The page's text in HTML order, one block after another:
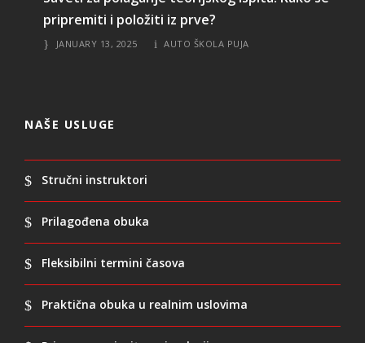
pripremiti i položiti iz prve?
JANUARY 13, 2025 AUTO ŠKOLA PUJA
NAŠE USLUGE
Stručni instruktori
Prilagođena obuka
Fleksibilni termini časova
Praktična obuka u realnim uslovima